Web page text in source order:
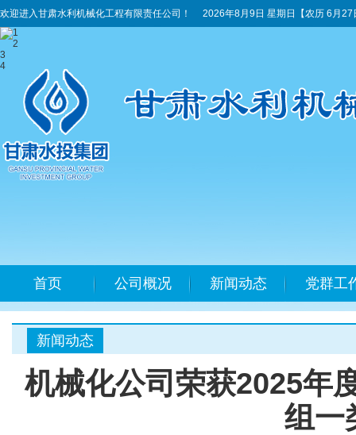
欢迎进入甘肃水利机械化工程有限责任公司！ 2026年8月9日 星期日
【农历 6月27
1
2
3
4
首页 公司概况 新闻动态 党群工
新闻动态
机械化公司荣获2025年
组一